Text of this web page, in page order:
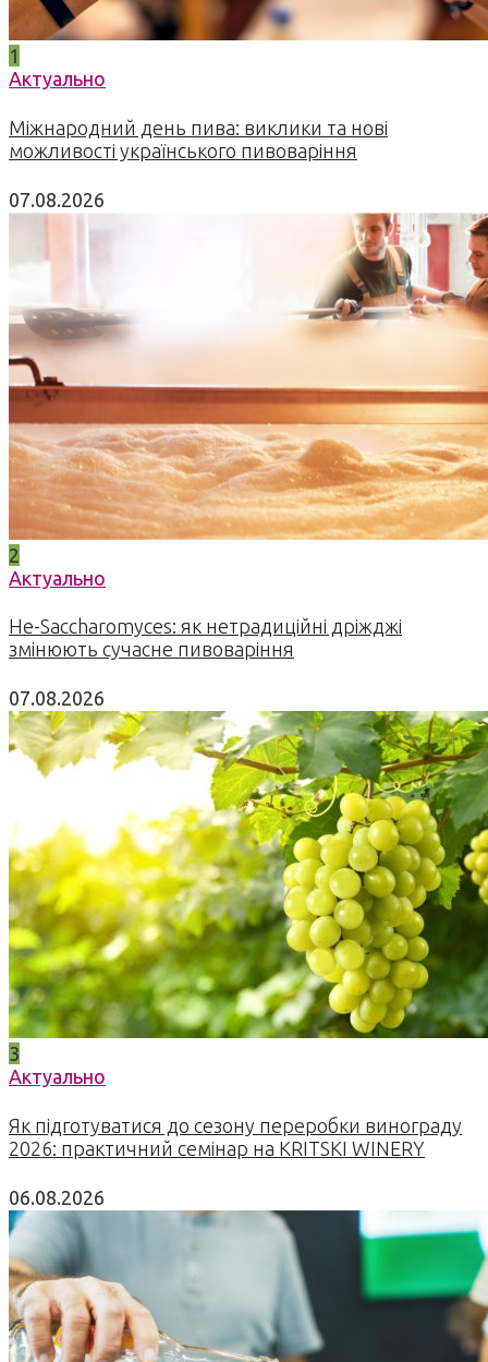
1
Актуально
Міжнародний день пива: виклики та нові
можливості українського пивоваріння
07.08.2026
2
Актуально
Не-Saccharomyces: як нетрадиційні дріжджі
змінюють сучасне пивоваріння
07.08.2026
3
Актуально
Як підготуватися до сезону переробки винограду
2026: практичний семінар на KRITSKI WINERY
06.08.2026